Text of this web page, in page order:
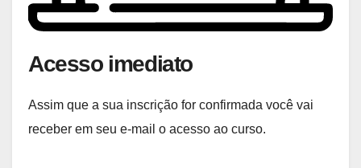
Acesso imediato
Assim que a sua inscrição for confirmada você vai
receber em seu e-mail o acesso ao curso.